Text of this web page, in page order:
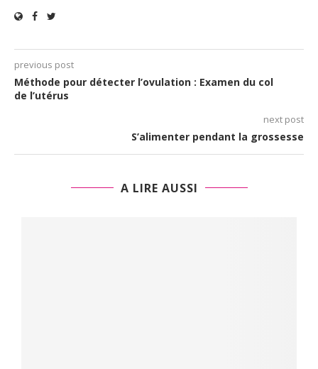
previous post
Méthode pour détecter l’ovulation : Examen du col
de l’utérus
next post
S’alimenter pendant la grossesse
A LIRE AUSSI